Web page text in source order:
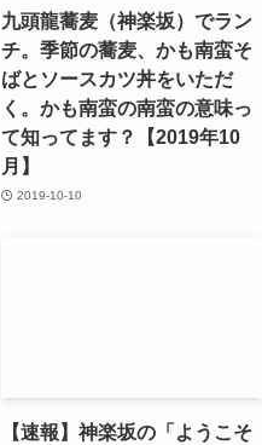
九頭龍蕎麦（神楽坂）でラン
チ。季節の蕎麦、かも南蛮そ
ばとソースカツ丼をいただ
く。かも南蛮の南蛮の意味っ
て知ってます？【2019年10
月】
2019-10-10
【速報】神楽坂の「ようこそ